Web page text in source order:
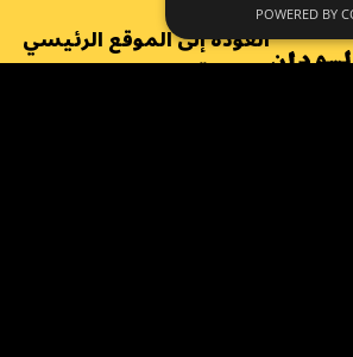
العودة إلى الموقع الرئيسي
سياسة ملفات الارتباط
POWERED BY